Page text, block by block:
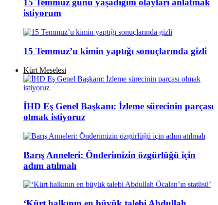
15 Temmuz günü yaşadığım olayları anlatmak
istiyorum
15 Temmuz’u kimin yaptığı sonuçlarında gizli
Kürt Meselesi
İHD Eş Genel Başkanı: İzleme sürecinin parçası
olmak istiyoruz
Barış Anneleri: Önderimizin özgürlüğü için
adım atılmalı